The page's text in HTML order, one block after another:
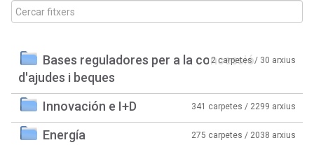
Bases reguladores per a la concessió
d'ajudes i beques
2 carpetes / 30 arxius
Innovación e I+D 341 carpetes / 2299 arxius
Energía 275 carpetes / 2038 arxius